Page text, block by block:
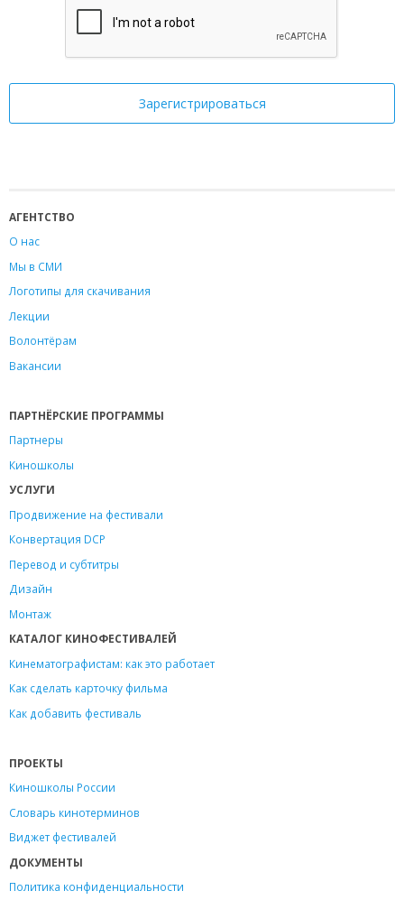
АГЕНТСТВО
О нас
Мы в СМИ
Логотипы для скачивания
Лекции
Волонтёрам
Вакансии
ПАРТНЁРСКИЕ ПРОГРАММЫ
Партнеры
Киношколы
УСЛУГИ
Продвижение на фестивали
Конвертация DCP
Перевод и субтитры
Дизайн
Монтаж
КАТАЛОГ КИНОФЕСТИВАЛЕЙ
Кинематографистам: как это работает
Как сделать карточку фильма
Как добавить фестиваль
ПРОЕКТЫ
Киношколы России
Словарь кинотерминов
Виджет фестивалей
ДОКУМЕНТЫ
Политика конфиденциальности